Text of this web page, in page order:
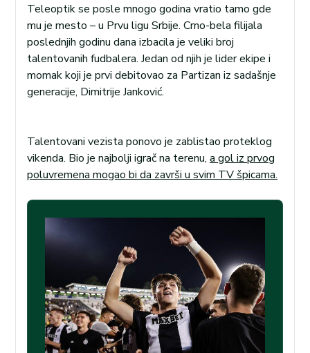
Teleoptik se posle mnogo godina vratio tamo gde
mu je mesto – u Prvu ligu Srbije. Crno-bela filijala
poslednjih godinu dana izbacila je veliki broj
talentovanih fudbalera. Jedan od njih je lider ekipe i
momak koji je prvi debitovao za Partizan iz sadašnje
generacije, Dimitrije Janković.
Talentovani vezista ponovo je zablistao proteklog
vikenda. Bio je najbolji igrač na terenu, a gol iz prvog
poluvremena mogao bi da završi u svim TV špicama.